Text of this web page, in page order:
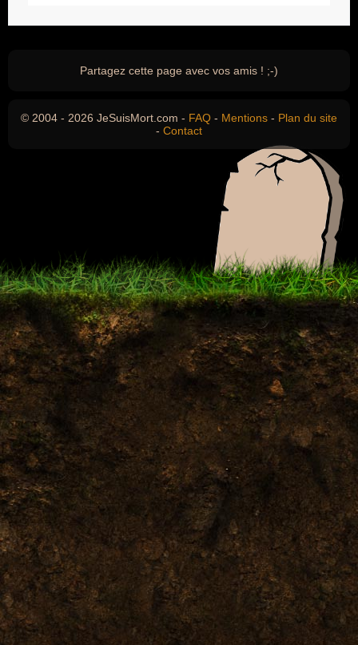
Partagez cette page avec vos amis ! ;-)
© 2004 - 2026 JeSuisMort.com - FAQ - Mentions - Plan du site
- Contact